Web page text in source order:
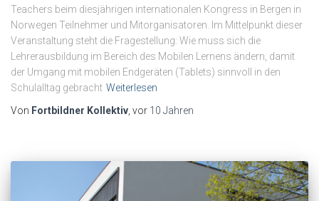
Teachers beim diesjährigen internationalen Kongress in Bergen in
Norwegen Teilnehmer und Mitorganisatoren. Im Mittelpunkt dieser
Veranstaltung steht die Fragestellung: Wie muss sich die
Lehrerausbildung im Bereich des Mobilen Lernens ändern, damit
der Umgang mit mobilen Endgeräten (Tablets) sinnvoll in den
Schulalltag gebracht Weiterlesen
Von Fortbildner Kollektiv , vor 10 Jahren